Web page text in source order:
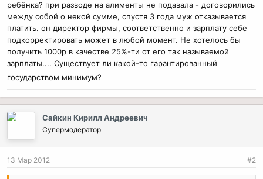
ребёнка? при разводе на алименты не подавала - договорились
между собой о некой сумме, спустя 3 года муж отказывается
платить. он директор фирмы, соответственно и зарплату себе
подкорректировать может в любой момент. Не хотелось бы
получить 1000р в качестве 25%-ти от его так называемой
зарплаты.... Существует ли какой-то гарантированный
государством минимум?
Сайкин Кирилл Андреевич
Супермодератор
13 Мар 2012 #2